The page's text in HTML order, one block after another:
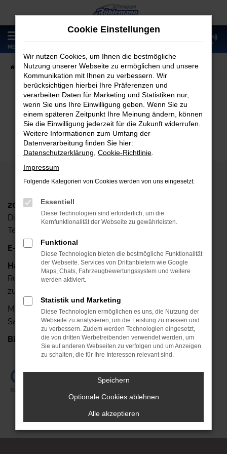
Zum
Hauptinhalt
springen
MENÜ
Startseite Fahrzeugangebote Fahrzeugmarkt
Fahrzeugmarkt
2024 Autohaus Rühlemann GmbH
Dieskaustr. 102, D-04249 Leipzig
Telefax: +49 341-42640-25
E-Mail:
info@autohaus-ruehlemann.de
Haben Sie noch Fragen?
Rufen Sie uns doch einfach an, wir stehen Ihnen gerne
zur Verfügung.
Mo.- Fr.: 7.00 Uhr bis 18.00 Uhr
Sa.: 08.00 Uhr bis 13.00 Uhr
Bis gleich! +49 341-42640-0
Cookie Einstellungen
Wir nutzen Cookies, um Ihnen die bestmögliche
Nutzung unserer Webseite zu ermöglichen und unsere
Kommunikation mit Ihnen zu verbessern. Wir
berücksichtigen hierbei Ihre Präferenzen und
verarbeiten Daten für Marketing und Statistiken nur,
wenn Sie uns Ihre Einwilligung geben. Wenn Sie zu
einem späteren Zeitpunkt Ihre Meinung ändern, können
Sie die Einwilligung jederzeit für die Zukunft widerrufen.
Weitere Informationen zum Umfang der
Datenverarbeitung finden Sie hier:
Datenschutzerklärung Cookie-Richtlinie
Impressum
Folgende Kategorien von Cookies werden von uns eingesetzt:
Essentiell
Diese Technologien sind erforderlich, um die
Kernfunktionalität der Webseite zu gewährleisten.
Funktional
Diese Technologien bieten die bestmögliche Funktionalität
der Webseite. Services von Drittanbietern wie Google
Maps, Chats, Fahrzeugbewertungssystem und weitere
werden aktiviert.
Statistik und Marketing
Diese Technologien ermöglichen es uns, die Nutzung der
Webseite zu analysieren, um die Leistung zu messen und
zu verbessern. Zudem werden Technologien eingesetzt,
die von dritten Werbetreibenden verwendet werden, um
Sie auf anderen Webseiten zu verfolgen und um Anzeigen
zu schalten, die für Ihre Interessen relevant sind.
Speichern
Optionale Cookies ablehnen
Alle akzeptieren